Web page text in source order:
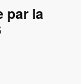
par la